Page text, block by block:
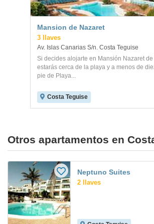
Mansion de Nazaret
3 llaves
Av. Islas Canarias S/n. Costa Teguise
Si decides alojarte en Mansión Nazaret de
estarás cerca de la playa y a menos de
pie de Playa...
Costa Teguise
Otros apartamentos en
Neptuno Suites
2 llaves